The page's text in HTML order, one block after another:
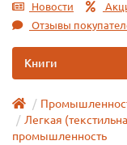
Новости
Отзывы
Книги
Легкая
промышленность